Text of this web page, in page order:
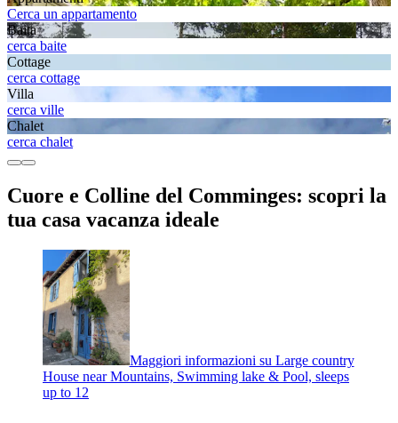
Cerca un appartamento
Baita
cerca baite
Cottage
cerca cottage
Villa
cerca ville
Chalet
cerca chalet
Cuore e Colline del Comminges: scopri la
tua casa vacanza ideale
Maggiori informazioni su Large country
House near Mountains, Swimming lake & Pool, sleeps
up to 12